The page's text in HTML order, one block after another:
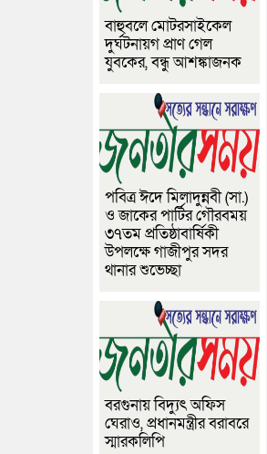
বাহুবলে মোটরসাইকেল
দুর্ঘটনায়গ প্রাণ গেল
যুবকের, বন্ধু আশঙ্কাজনক
পবিত্র ঈদে মিলাদুন্নবী (সা.)
ও জাকের পার্টির গৌরবময়
৩৭তম প্রতিষ্ঠাবার্ষিকী
উপলক্ষে গাজীপুর সদর
থানার শুভেচ্ছা
বরগুনায় বিদ্যুৎ অফিস
ঘেরাও, প্রধানমন্ত্রীর বরাবরে
স্মারকলিপি